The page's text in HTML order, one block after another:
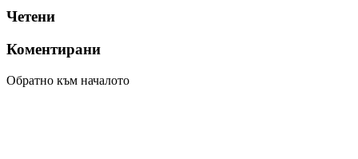
Четени
Коментирани
Обратно към началото